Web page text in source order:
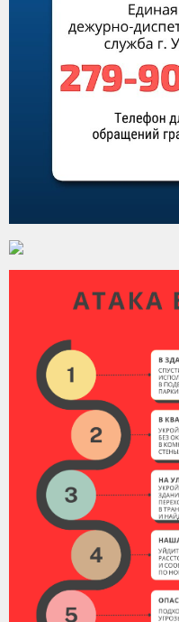
Виды деятельности
Обслуживание
Оказание платных
УГЗ рекомендует
Памятки населению
Как стать спасателем
Пресс-центр
СМИ о нас
Конкурсы
Фотогалерея
Обращения
Контакты
Вакансии